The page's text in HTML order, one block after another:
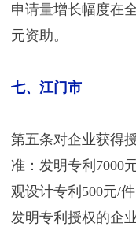
申请量增长幅度在
元资助。
七、江门市
第五条对企业获得
准：发明专利7000
观设计专利500元/
发明专利授权的企